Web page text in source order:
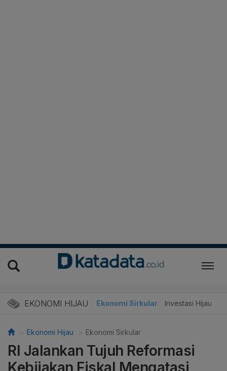
EKONOMI HIJAU
Energi Baru Ekonomi Sirkular Investasi Hijau
Ekonomi Hijau Ekonomi Sirkular
RI Jalankan Tujuh Reformasi
Kebijakan Fiskal Mengatasi